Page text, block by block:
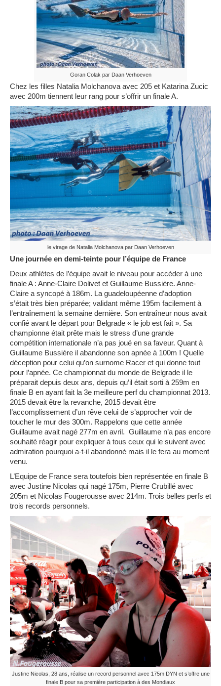
Goran Colak par Daan Verhoeven
Chez les filles Natalia Molchanova avec 205 et Katarina Zucic
avec 200m tiennent leur rang pour s’offrir un finale A.
le virage de Natalia Molchanova par Daan Verhoeven
Une journée en demi-teinte pour l’équipe de France
Deux athlètes de l’équipe avait le niveau pour accéder à une
finale A : Anne-Claire Dolivet et Guillaume Bussière. Anne-
Claire a syncopé à 186m. La guadeloupéenne d’adoption
s’était très bien préparée; validant même 195m facilement à
l’entraînement la semaine dernière. Son entraîneur nous avait
confié avant le départ pour Belgrade « le job est fait ». Sa
championne était prête mais le stress d’une grande
compétition internationale n’a pas joué en sa faveur. Quant à
Guillaume Bussière il abandonne son apnée à 100m ! Quelle
déception pour celui qu’on surnome Racer et qui donne tout
pour l’apnée. Ce championnat du monde de Belgrade il le
préparait depuis deux ans, depuis qu’il était sorti à 259m en
finale B en ayant fait la 3e meilleure perf du championnat 2013.
2015 devait être la revanche, 2015 devait être
l’accomplissement d’un rêve celui de s’approcher voir de
toucher le mur des 300m. Rappelons que cette année
Guillaume avait nagé 277m en avril. Guillaume n’a pas encore
souhaité réagir pour expliquer à tous ceux qui le suivent avec
admiration pourquoi a-t-il abandonné mais il le fera au moment
venu.
L’Equipe de France sera toutefois bien représentée en finale B
avec Justine Nicolas qui nagé 175m, Pierre Crubillé avec
205m et Nicolas Fougerousse avec 214m. Trois belles perfs et
trois records personnels.
Justine Nicolas, 28 ans, réalise un record personnel avec 175m DYN et s’offre une
finale B pour sa première participation à des Mondiaux